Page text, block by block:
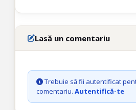
Lasă un comentariu
Trebuie să fii autentificat
comentariu. Autentifică-te